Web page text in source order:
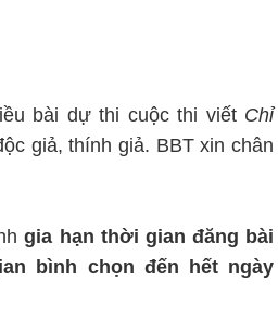
bài dự thi cuộc thi viết Chỉ
giả, thính giả. BBT xin chân
gia hạn thời gian đăng bài
bình chọn đến hết ngày